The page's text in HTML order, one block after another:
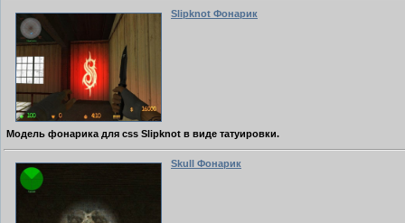
Slipknot Фонарик
Модель фонарика для css Slipknot в виде татуировки.
Skull Фонарик